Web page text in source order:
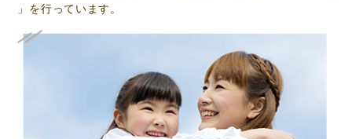
」を行っています。